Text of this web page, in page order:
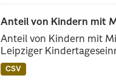
Anteil von Kindern mit
Anteil von Kindern mit
Leipziger
CSV